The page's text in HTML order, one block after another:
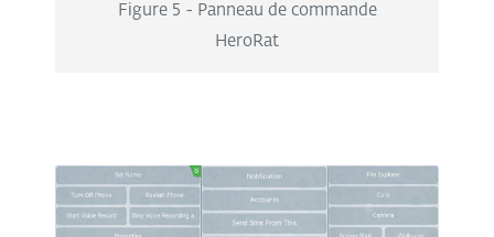
Figure 5 - Panneau de commande
HeroRat